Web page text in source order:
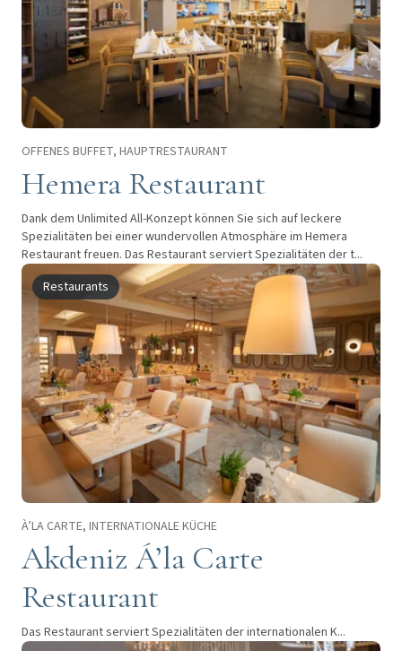
OFFENES BUFFET, HAUPTRESTAURANT
Hemera Restaurant
Dank dem Unlimited All-Konzept können Sie sich auf leckere
Spezialitäten bei einer wundervollen Atmosphäre im Hemera
Restaurant freuen. Das Restaurant serviert Spezialitäten der t...
Restaurants
À’LA CARTE, INTERNATIONALE KÜCHE
Akdeniz Á’la Carte
Restaurant
Das Restaurant serviert Spezialitäten der internationalen K...